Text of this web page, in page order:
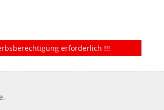
erforderlich !!!